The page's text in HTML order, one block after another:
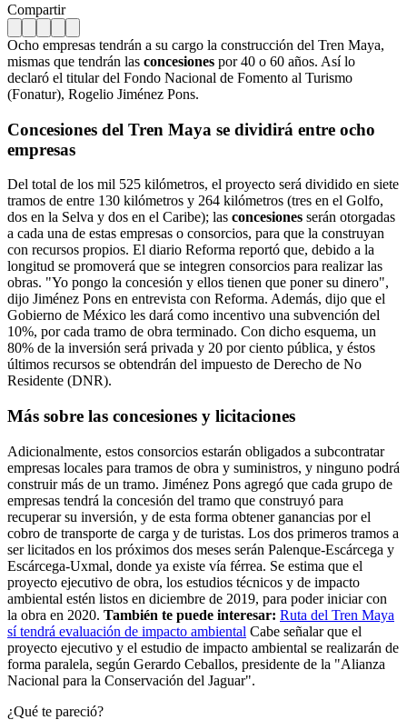
Compartir
Ocho empresas tendrán a su cargo la construcción del Tren Maya,
mismas que tendrán las concesiones por 40 o 60 años. Así lo
declaró el titular del Fondo Nacional de Fomento al Turismo
(Fonatur), Rogelio Jiménez Pons.
Concesiones del Tren Maya se dividirá entre ocho
empresas
Del total de los mil 525 kilómetros, el proyecto será dividido en siete
tramos de entre 130 kilómetros y 264 kilómetros (tres en el Golfo,
dos en la Selva y dos en el Caribe); las concesiones serán otorgadas
a cada una de estas empresas o consorcios, para que la construyan
con recursos propios. El diario Reforma reportó que, debido a la
longitud se promoverá que se integren consorcios para realizar las
obras. "Yo pongo la concesión y ellos tienen que poner su dinero",
dijo Jiménez Pons en entrevista con Reforma. Además, dijo que el
Gobierno de México les dará como incentivo una subvención del
10%, por cada tramo de obra terminado. Con dicho esquema, un
80% de la inversión será privada y 20 por ciento pública, y éstos
últimos recursos se obtendrán del impuesto de Derecho de No
Residente (DNR).
Más sobre las concesiones y licitaciones
Adicionalmente, estos consorcios estarán obligados a subcontratar
empresas locales para tramos de obra y suministros, y ninguno podrá
construir más de un tramo. Jiménez Pons agregó que cada grupo de
empresas tendrá la concesión del tramo que construyó para
recuperar su inversión, y de esta forma obtener ganancias por el
cobro de transporte de carga y de turistas. Los dos primeros tramos a
ser licitados en los próximos dos meses serán Palenque-Escárcega y
Escárcega-Uxmal, donde ya existe vía férrea. Se estima que el
proyecto ejecutivo de obra, los estudios técnicos y de impacto
ambiental estén listos en diciembre de 2019, para poder iniciar con
la obra en 2020. También te puede interesar: Ruta del Tren Maya
sí tendrá evaluación de impacto ambiental Cabe señalar que el
proyecto ejecutivo y el estudio de impacto ambiental se realizarán de
forma paralela, según Gerardo Ceballos, presidente de la "Alianza
Nacional para la Conservación del Jaguar".
¿Qué te pareció?